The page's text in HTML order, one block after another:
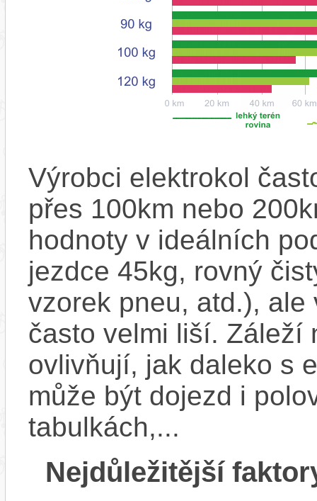
Výrobci elektrokol
přes 100km nebo
hodnoty v ideálních
jezdce 45kg, rovný
vzorek pneu, atd.),
často velmi liší. Záleží
ovlivňují, jak daleko s
může být dojezd i
tabulkách,...
Nejdůležitější